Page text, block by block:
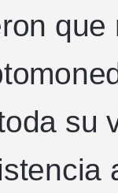
que
su